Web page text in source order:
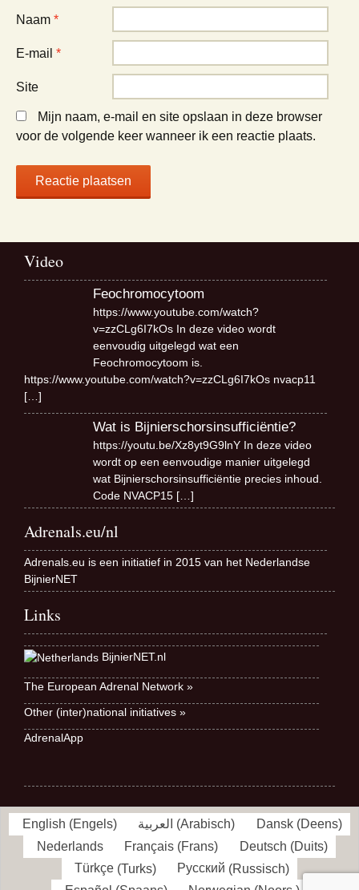
Naam *
E-mail *
Site
Mijn naam, e-mail en site opslaan in deze browser
voor de volgende keer wanneer ik een reactie plaats.
Video
Feochromocytoom
https://www.youtube.com/watch?
v=zzCLg6I7kOs In deze video wordt
eenvoudig uitgelegd wat een
Feochromocytoom is.
https://www.youtube.com/watch?v=zzCLg6I7kOs nvacp11
[…]
Wat is Bijnierschorsinsufficiëntie?
https://youtu.be/Xz8yt9G9lnY In deze video
wordt op een eenvoudige manier uitgelegd
wat Bijnierschorsinsufficiëntie precies inhoud.
Code NVACP15[…]
Adrenals.eu/nl
Adrenals.eu is een initiatief in 2015 van het Nederlandse
BijnierNET
Links
BijnierNET.nl
The European Adrenal Network »
Other (inter)national initiatives »
AdrenalApp
English (Engels) العربية (Arabisch) Dansk(Deens)
Nederlands
Français (Frans) Deutsch (Duits)
Türkçe (Turks) Русский (Russisch)